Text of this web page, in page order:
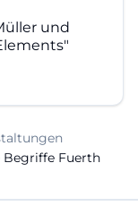
und
Begriffe Fuerth